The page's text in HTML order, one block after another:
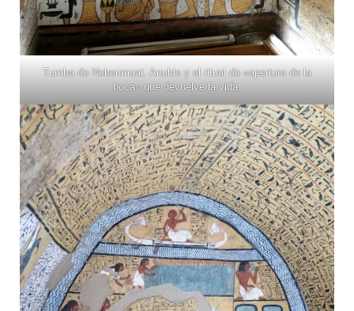
Tumba de Nebenmaat. Anubis y el ritual de «apertura de la
boca» que devuelve la vida.